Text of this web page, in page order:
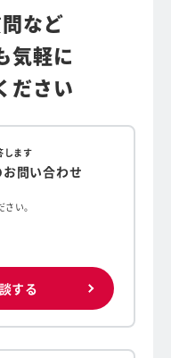
など
気軽に
ださい
します
問い合わせ
い。
する